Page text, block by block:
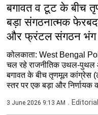
बगावत व टूट के बीच
बड़ा संगठनात्मक
और फ्रंटल संगठन भंग
​कोलकाता: West Bengal
चल रहे राजनीतिक उथल-पुथल
बगावत के बीच तृणमूल कांग्रेस
स्तर पर एक बड़ा और निर्णायक
3 June 2026 9:13 AM